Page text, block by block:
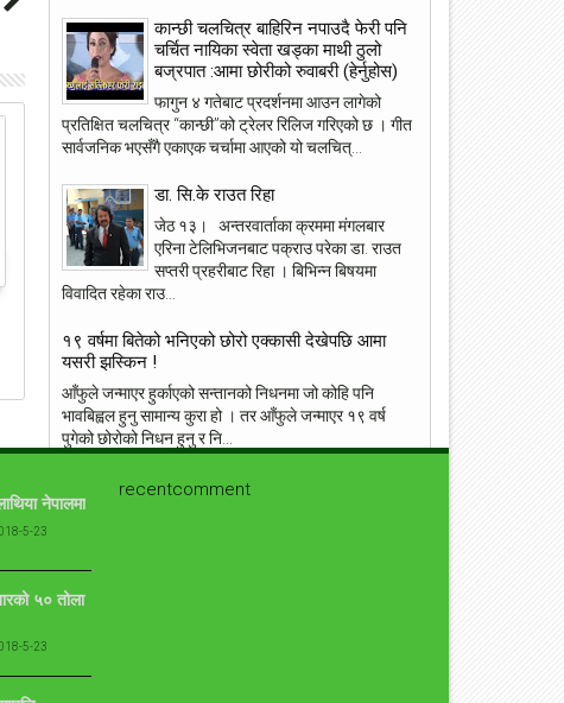
23
May
कांग्रेस उपसभापति निधि अमेरिकामा
22
May
पटक फाइनलमा, फाप डु प्लेसिसको
ब्याटिङ
कान्छी चलचित्र बाहिरिन नपाउदै फेरी पनि
चर्चित नायिका स्वेता खड्का माथी ठुलो
बज्रपात :आमा छोरीको रुवाबरी (हेर्नुहोस)
फागुन ४ गतेबाट प्रदर्शनमा आउन लागेको
प्रतिक्षित चलचित्र “कान्छी”को ट्रेलर रिलिज गरिएको छ । गीत
सार्वजनिक भएसँगै एकाएक चर्चामा आएको यो चलचित्...
डा. सि.के राउत रिहा
जेठ १३। अन्तरवार्ताका क्रममा मंगलबार
एरिना टेलिभिजनबाट पक्राउ परेका डा. राउत
सप्तरी प्रहरीबाट रिहा । बिभिन्न बिषयमा
विवादित रहेका राउ...
१९ वर्षमा बितेको भनिएको छोरो एक्कासी देखेपछि आमा
यसरी झस्किन !
आँफुले जन्माएर हुर्काएको सन्तानको निधनमा जो कोहि पनि
भावबिह्वल हुनु सामान्य कुरा हो । तर आँफुले जन्माएर १९ वर्ष
पुगेको छोरोको निधन हुनु र नि...
प्रत्युष लिएरआउदै संगीतकार बिपिन किरण
कुनै बेलाको एकदमै चर्चित गीत न बिर्सें तिमीलाई, न पाएँ तिमीलाई
युद्ध मैदानमा अंग्रेज फौज, ‘नालापानी’ छायांकनका केही
शुक्रबार फिल्मको नारायणहिटी दरबार परिसरमा सुटिङ भयो।
नेपालमा
5-23
५० तोला
5-23
recentcomment